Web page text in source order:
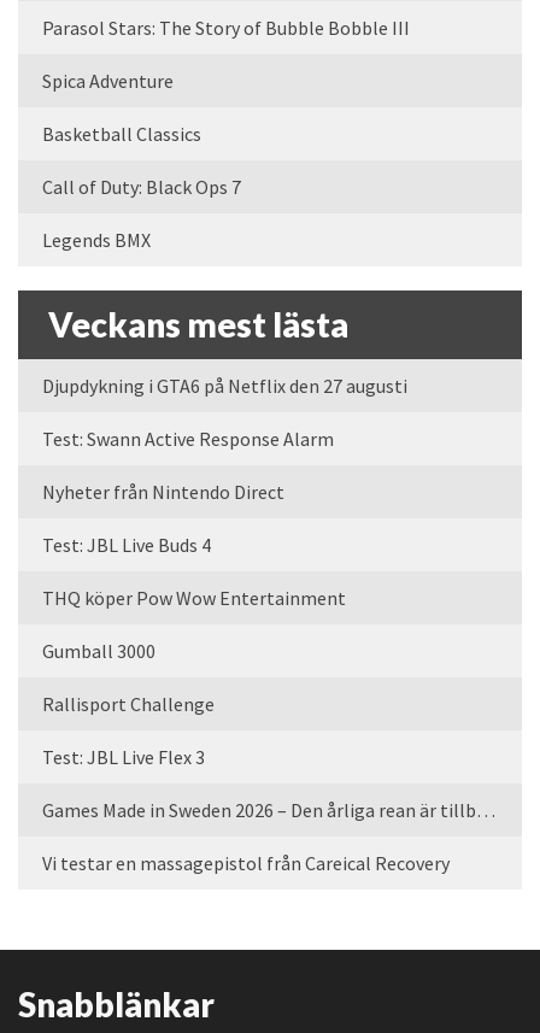
Parasol Stars: The Story of Bubble Bobble III
Spica Adventure
Basketball Classics
Call of Duty: Black Ops 7
Legends BMX
Veckans mest lästa
Djupdykning i GTA6 på Netflix den 27 augusti
Test: Swann Active Response Alarm
Nyheter från Nintendo Direct
Test: JBL Live Buds 4
THQ köper Pow Wow Entertainment
Gumball 3000
Rallisport Challenge
Test: JBL Live Flex 3
Games Made in Sweden 2026 – Den årliga rean är tillbaka
Vi testar en massagepistol från Careical Recovery
Snabblänkar